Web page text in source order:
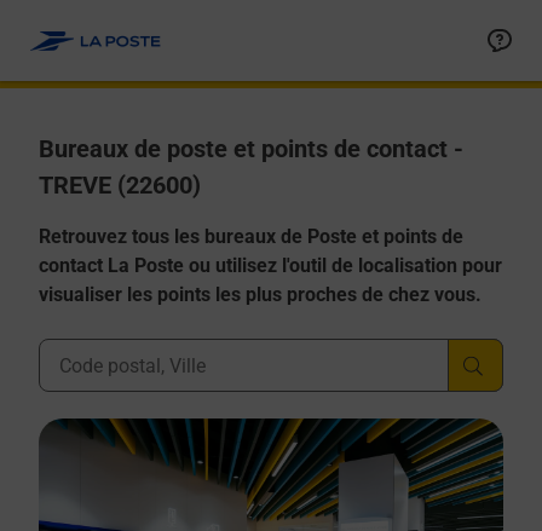
Bureaux de poste et points de contact -
TREVE (22600)
Retrouvez tous les bureaux de Poste et points de
contact La Poste ou utilisez l'outil de localisation pour
visualiser les points les plus proches de chez vous.
Ville, Département, Code Postal